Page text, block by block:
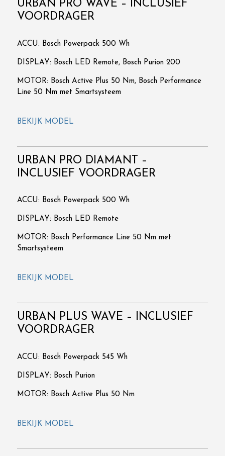
URBAN PRO WAVE – INCLUSIEF
VOORDRAGER
ACCU: Bosch Powerpack 500 Wh
DISPLAY: Bosch LED Remote, Bosch Purion 200
MOTOR: Bosch Active Plus 50 Nm, Bosch Performance
Line 50 Nm met Smartsysteem
BEKIJK MODEL
URBAN PRO DIAMANT –
INCLUSIEF VOORDRAGER
ACCU: Bosch Powerpack 500 Wh
DISPLAY: Bosch LED Remote
MOTOR: Bosch Performance Line 50 Nm met
Smartsysteem
BEKIJK MODEL
URBAN PLUS WAVE – INCLUSIEF
VOORDRAGER
ACCU: Bosch Powerpack 545 Wh
DISPLAY: Bosch Purion
MOTOR: Bosch Active Plus 50 Nm
BEKIJK MODEL